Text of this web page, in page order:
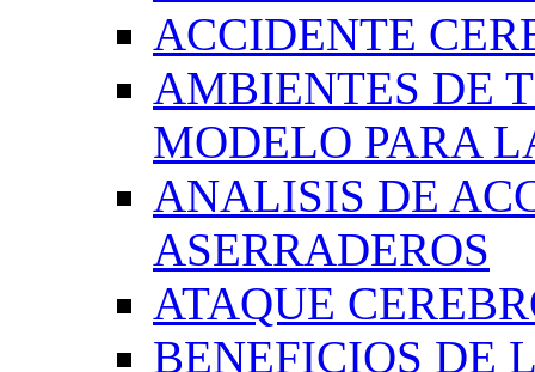
ACCIDENTE
AMBIENTES DE
MODELO PARA
ANALISIS DE
ASERRADEROS
ATAQUE
BENEFICIOS DE